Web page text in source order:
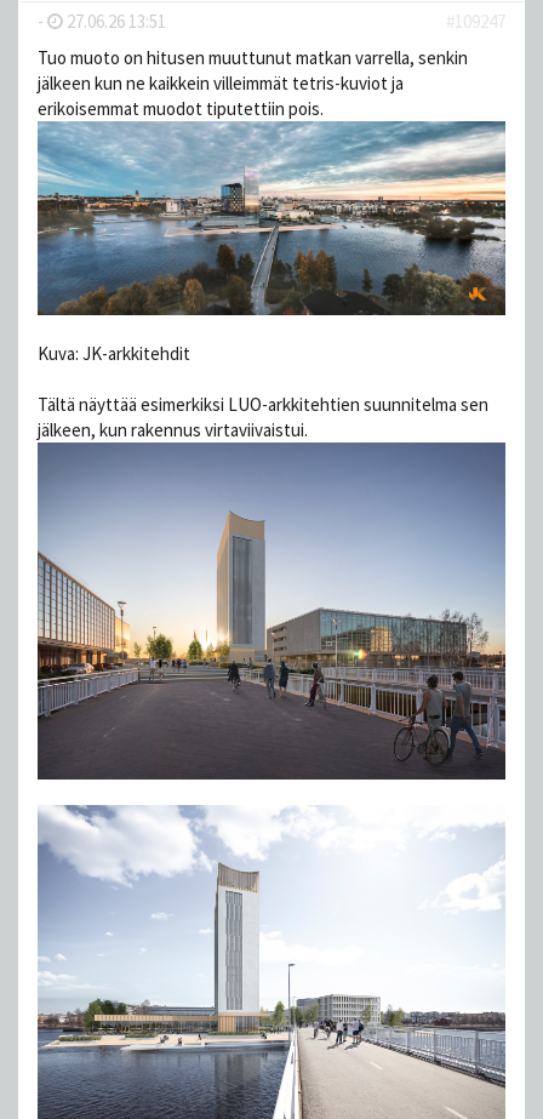
- 27.06.26 13:51
#109247
Tuo muoto on hitusen muuttunut matkan varrella, senkin
jälkeen kun ne kaikkein villeimmät tetris-kuviot ja
erikoisemmat muodot tiputettiin pois.
Kuva: JK-arkkitehdit
Tältä näyttää esimerkiksi LUO-arkkitehtien suunnitelma sen
jälkeen, kun rakennus virtaviivaistui.